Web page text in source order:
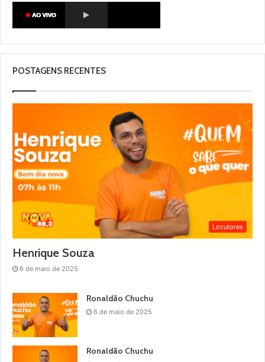
POSTAGENS RECENTES
Locutores
Henrique Souza
6 de maio de 2025
Ronaldão Chuchu
6 de maio de 2025
Ronaldão Chuchu